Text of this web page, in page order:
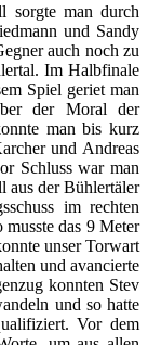
sorgte man durch
und Sandy
auch noch zu
Im Halbfinale
Spiel geriet man
der Moral der
man bis kurz
und Andreas
Schluss war man
aus der Bühlertäler
im rechten
das 9 Meter
unser Torwart
und avancierte
konnten Stev
und so hatte
Vor dem